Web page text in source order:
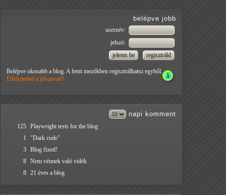
belépve jobb
usernév:
jelszó:
Belépve okosabb a blog. A fenti mezőkben regisztrálhatsz egyből.
Elfelejtetted a jelszavad?
napi komment
125 Playwright tests for the blog
1
"Dark code"
3 Blog fixed!
8 Nem vénnek való vidék
8 21 éves a blog